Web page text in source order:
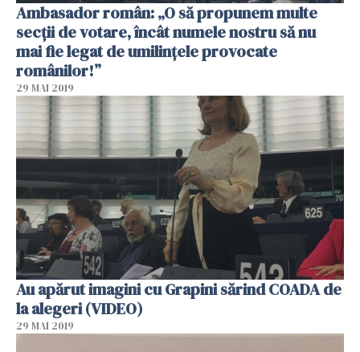
Ambasador român: „O să propunem multe
secții de votare, încât numele nostru să nu
mai fie legat de umilințele provocate
românilor!”
29 MAI 2019
Au apărut imagini cu Grapini sărind COADA de
la alegeri (VIDEO)
29 MAI 2019